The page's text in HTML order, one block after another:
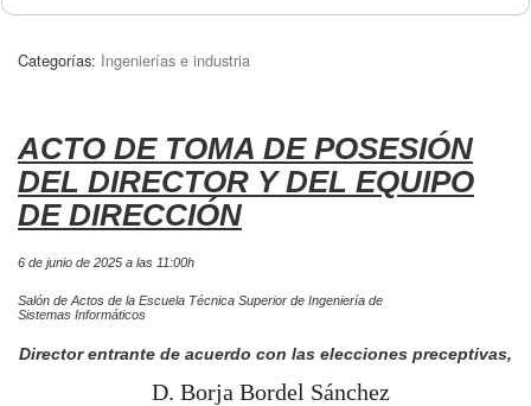
Categorías: Ingenierías e industria
ACTO DE TOMA DE POSESIÓN
DEL DIRECTOR Y DEL EQUIPO
DE DIRECCIÓN
6 de junio de 2025 a las 11:00h
Salón de Actos de la Escuela Técnica Superior de Ingeniería de
Sistemas Informáticos
Director entrante de acuerdo con las elecciones preceptivas,
D. Borja Bordel Sánchez